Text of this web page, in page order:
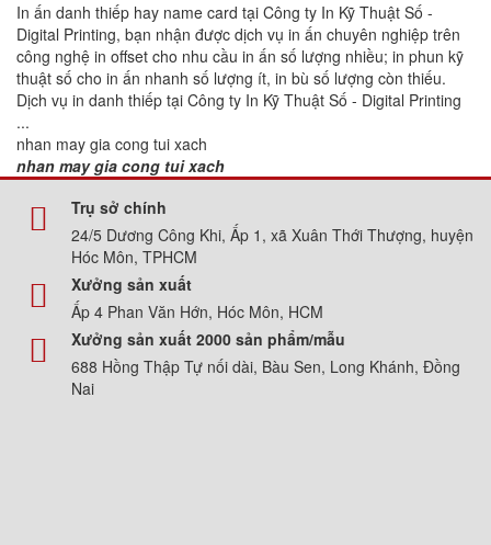
In ấn danh thiếp hay name card tại Công ty In Kỹ Thuật Số -
Digital Printing, bạn nhận được dịch vụ in ấn chuyên nghiệp trên
công nghệ in offset cho nhu cầu in ấn số lượng nhiều; in phun kỹ
thuật số cho in ấn nhanh số lượng ít, in bù số lượng còn thiếu.
Dịch vụ in danh thiếp tại Công ty In Kỹ Thuật Số - Digital Printing
...
nhan may gia cong tui xach
nhan may gia cong tui xach
Trụ sở chính
24/5 Dương Công Khi, Ấp 1, xã Xuân Thới Thượng, huyện
Hóc Môn, TPHCM
Xưởng sản xuất
Ấp 4 Phan Văn Hớn, Hóc Môn, HCM
Xưởng sản xuất 2000 sản phẩm/mẫu
688 Hồng Thập Tự nối dài, Bàu Sen, Long Khánh, Đồng
Nai